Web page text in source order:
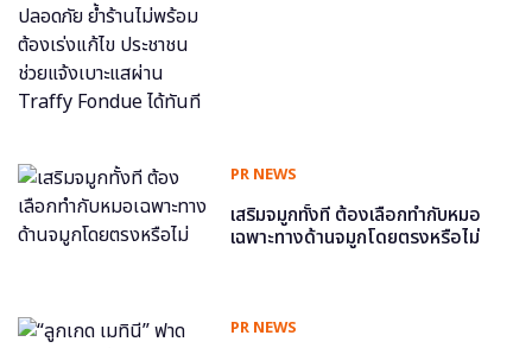
PR NEWS
เสริมจมูกทั้งที ต้องเลือกทำกับหมอ
เฉพาะทางด้านจมูกโดยตรงหรือไม่
PR NEWS